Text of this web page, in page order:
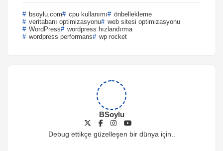
bsoylu.com cpu kullanımı
önbellekleme
veritabanı optimizasyonu
web sitesi optimizasyonu
WordPress
wordpress hızlandırma
wordpress performans
wp rocket
BSoylu
Debug ettikçe güzelleşen bir dünya için..